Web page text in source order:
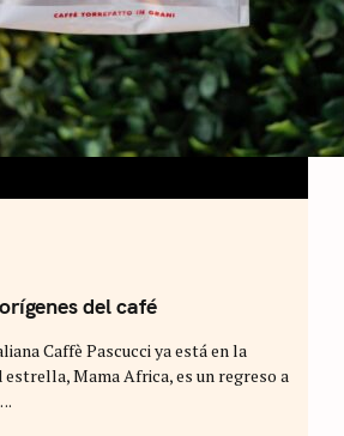
del café
Caffè Pascucci ya está en la
Mama Africa, es un regreso a